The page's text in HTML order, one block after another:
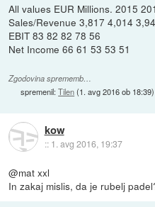
All values EUR Millions. 2015
Sales/Revenue 3,817 4,014
EBIT 83 82 82 78 56
Net Income 66 61 53 53 51
Zgodovina sprememb…
spremenil:Tilen(1. avg 2016 ob 18:39)
kow
:: 1. avg 2016, 19:37
@mat xxl
In zakaj mislis, da je rubelj